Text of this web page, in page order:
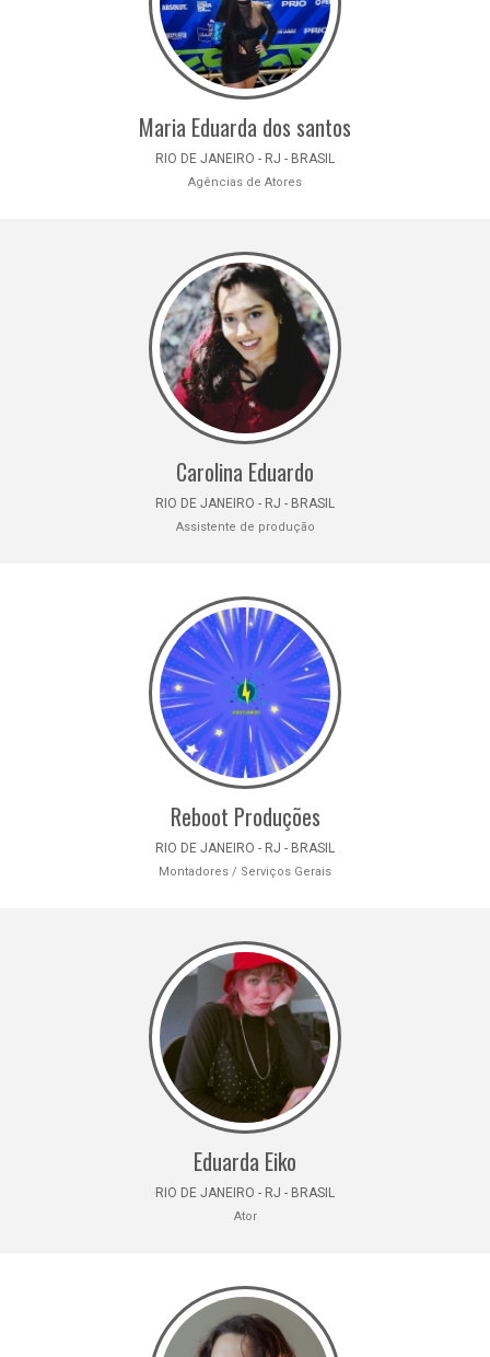
Maria Eduarda dos santos
RIO DE JANEIRO - RJ - BRASIL
Agências de Atores
Carolina Eduardo
RIO DE JANEIRO - RJ - BRASIL
Assistente de produção
Reboot Produções
RIO DE JANEIRO - RJ - BRASIL
Montadores / Serviços Gerais
Eduarda Eiko
RIO DE JANEIRO - RJ - BRASIL
Ator